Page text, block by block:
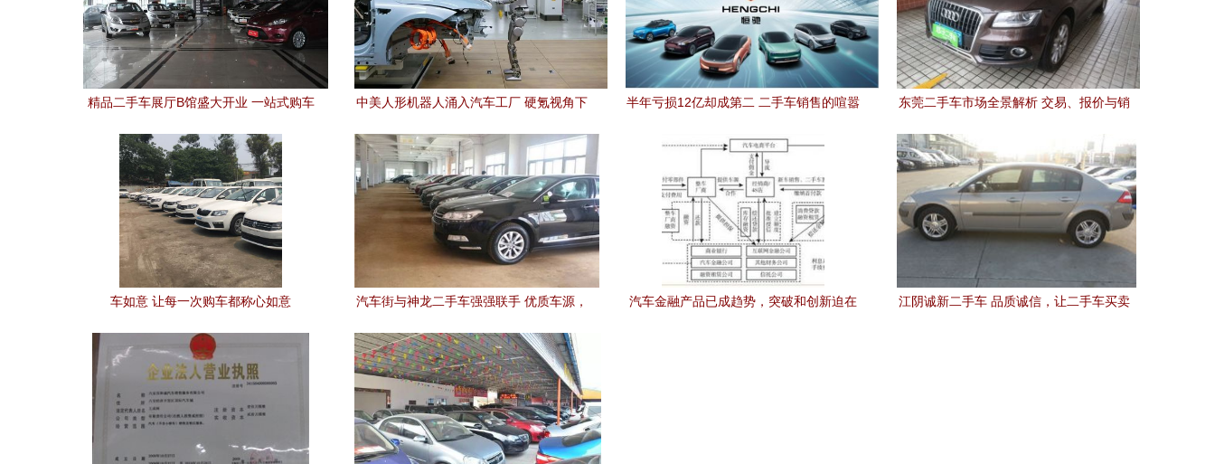
精品二手车展厅B馆盛大开业 一站式购车
中美人形机器人涌入汽车工厂 硬氪视角下
半年亏损12亿却成第二 二手车销售的喧嚣
东莞二手车市场全景解析 交易、报价与销
车如意 让每一次购车都称心如意
汽车街与神龙二手车强强联手 优质车源，
汽车金融产品已成趋势，突破和创新迫在
江阴诚新二手车 品质诚信，让二手车买卖